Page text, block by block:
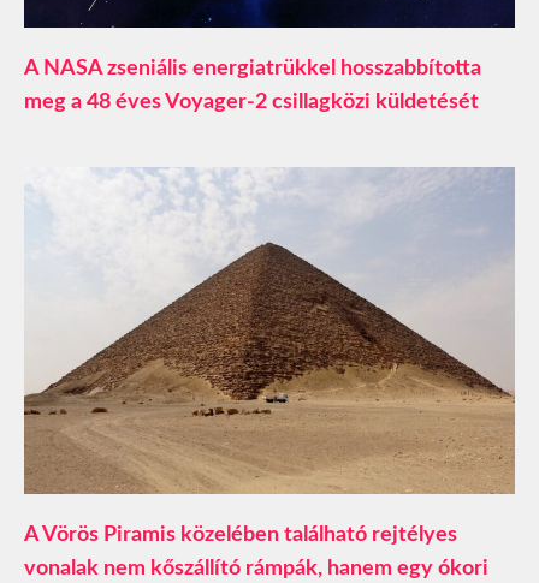
A NASA zseniális energiatrükkel hosszabbította
meg a 48 éves Voyager-2 csillagközi küldetését
A Vörös Piramis közelében található rejtélyes
vonalak nem kőszállító rámpák, hanem egy ókori